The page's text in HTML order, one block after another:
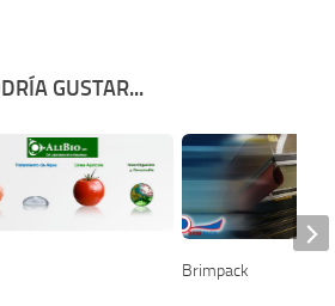
GUSTAR...
Brimpack